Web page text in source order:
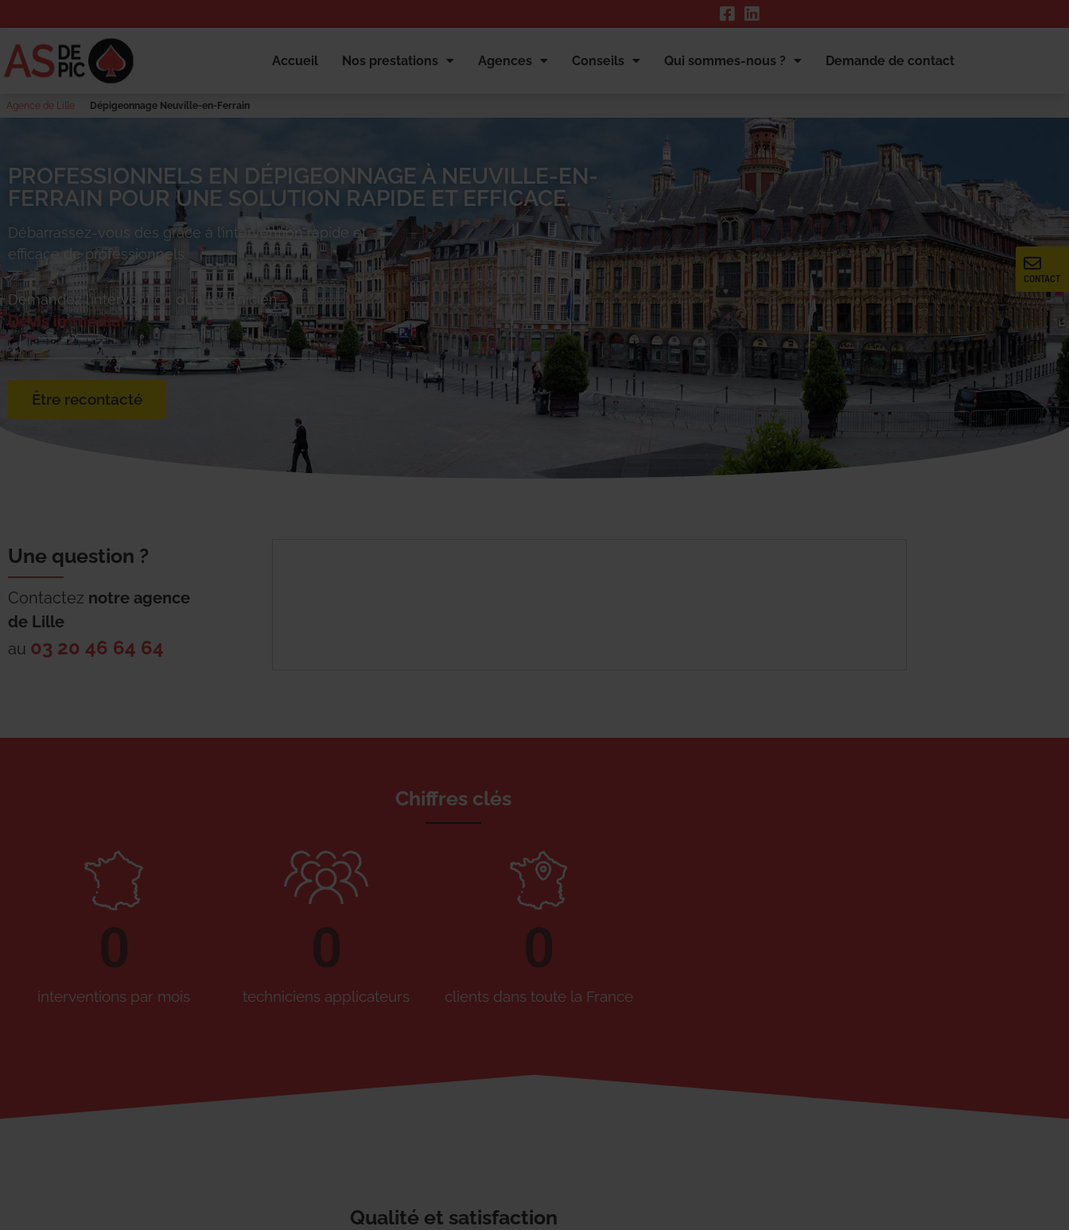
Accueil Nos prestations Agences Conseils Qui sommes-nous ? Demande de contact
Agence de Lille Dépigeonnage Neuville-en-Ferrain
CONTACT
PROFESSIONNELS EN DÉPIGEONNAGE À NEUVILLE-EN-
FERRAIN POUR UNE SOLUTION RAPIDE ET EFFICACE.
Débarrassez-vous des grâce à l’intervention rapide et
efficace de professionnels.
Demandez l’intervention d’un technicien.
Devis immédiat
Être recontacté
Une question ?
Contactez notre agence
de Lille
au 03 20 46 64 64
Chiffres clés
interventions par mois
0
techniciens applicateurs
0
clients dans toute la France
0
Qualité et satisfaction